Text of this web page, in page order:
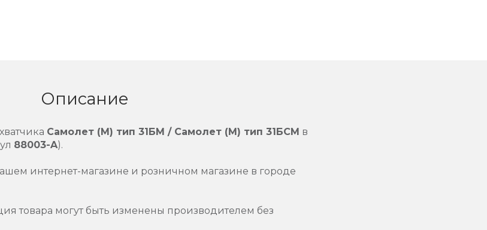
Описание
Самолет (М) тип 31БМ / Самолет (М) тип 31БСМ в
88003-A).
интернет-магазине и розничном магазине в городе
товара могут быть изменены производителем без